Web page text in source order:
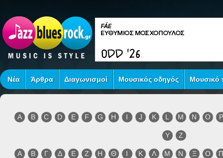
Νέα Άρθρα Διαγωνισμοί Μουσικός οδηγός Μουσικό
A B C D E F G H I J K L M N O P
Y Z
Α Β Γ Δ Ε Ζ Η Θ Ι Κ Λ Μ Ν Ξ Ο